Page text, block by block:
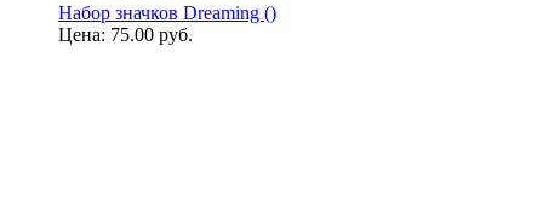
Набор значков Dreaming ()
Цена: 75.00 руб.